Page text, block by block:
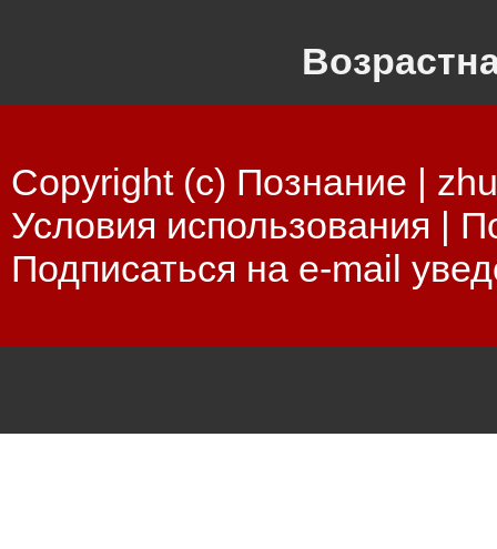
Copyright (c) Познание |
Условия использования |
Подписаться на e-mail